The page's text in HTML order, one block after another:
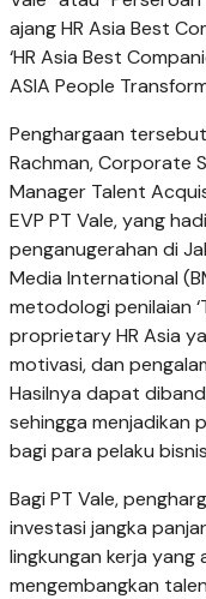
ajang HR Asia Best
‘HR Asia Best
ASIA People
Penghargaan
Rachman, Corporate
Manager Talent
EVP PT Vale, yang
penganugerahan di
Media International
metodologi penilaian
proprietary HR Asia
motivasi, dan
Hasilnya dapat
sehingga menjadikan
bagi para pelaku
Bagi PT Vale,
investasi jangka
lingkungan kerja yang
mengembangkan